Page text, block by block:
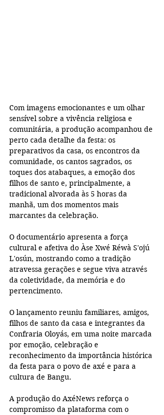
Com imagens emocionantes e um olhar
sensível sobre a vivência religiosa e
comunitária, a produção acompanhou de
perto cada detalhe da festa: os
preparativos da casa, os encontros da
comunidade, os cantos sagrados, os
toques dos atabaques, a emoção dos
filhos de santo e, principalmente, a
tradicional alvorada às 5 horas da
manhã, um dos momentos mais
marcantes da celebração.
O documentário apresenta a força
cultural e afetiva do Àse Xwé Réwà S'ojú
L'osún, mostrando como a tradição
atravessa gerações e segue viva através
da coletividade, da memória e do
pertencimento.
O lançamento reuniu familiares, amigos,
filhos de santo da casa e integrantes da
Confraria Oloyás, em uma noite marcada
por emoção, celebração e
reconhecimento da importância histórica
da festa para o povo de axé e para a
cultura de Bangu.
A produção do AxéNews reforça o
compromisso da plataforma com o